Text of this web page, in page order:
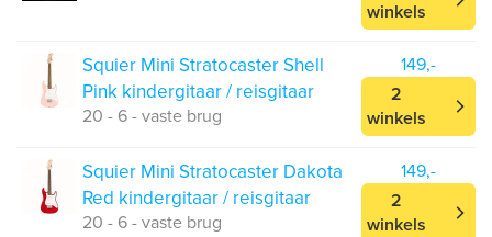
winkels
Squier Mini Stratocaster Shell
Pink kindergitaar / reisgitaar
20 - 6 - vaste brug
149,-
2
winkels
Squier Mini Stratocaster Dakota
Red kindergitaar / reisgitaar
20 - 6 - vaste brug
149,-
2
winkels